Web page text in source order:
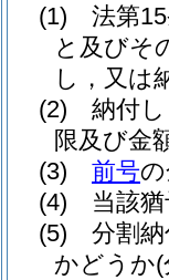
(1)
法第
と及びそ
し，又は
(2)
納付
限及び金
(3)
前号
(4)
当該
(5)
分割
かどうか